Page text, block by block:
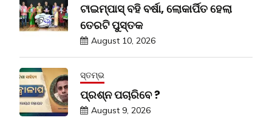
ଟାଇମ୍‍ପାସ୍‍ ବହି ବର୍ଷା, ଲୋକାର୍ପିତ ହେଲା
ତେରଟି ପୁସ୍ତକ
August 10, 2026
ସ୍ତମ୍ଭ
ପ୍ରଶ୍ନ ପଚାରିବେ ?
August 9, 2026